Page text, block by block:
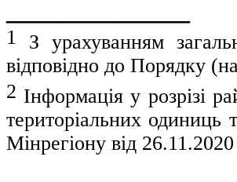
1 З урахуванням
відповідно до Порядку
2 Інформація у розрізі
територіальних одиниць
Мінрегіону від 26.11.2020